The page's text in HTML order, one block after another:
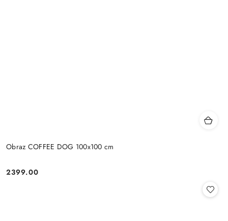
Obraz COFFEE DOG 100x100 cm
Cena:
2399.00